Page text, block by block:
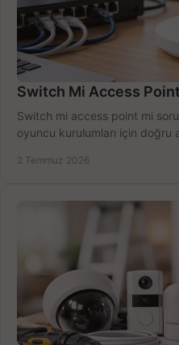
Switch Mi Access
Switch mi access point mi
oyuncu kurulumları için doğru
2 Temmuz 2026